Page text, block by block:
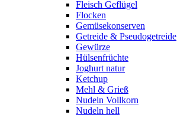
Fleisch Geflügel
Flocken
Gemüsekonserven
Getreide & Pseudogetreide
Gewürze
Hülsenfrüchte
Joghurt natur
Ketchup
Mehl & Grieß
Nudeln Vollkorn
Nudeln hell